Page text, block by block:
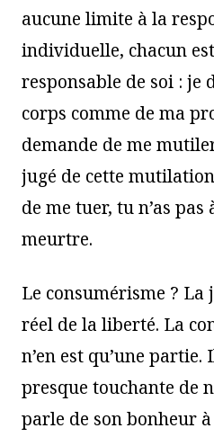
aucune limite à la
individuelle, chacun
responsable de soi : je
corps comme de ma
demande de me
jugé de cette
de me tuer, tu n’as pas
meurtre.
Le consumérisme ? La
réel de la liberté. La
n’en est qu’une
presque touchante de
parle de son bonheur